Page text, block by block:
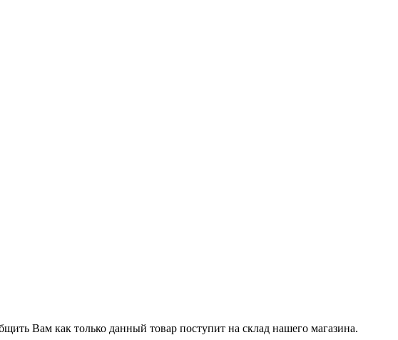
Вам как только данный товар поступит на склад нашего магазина.